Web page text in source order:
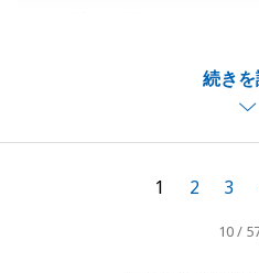
続き
も藤沢までご来訪いただき
今後はリフォームのご予定
引き続き、何卒よろしくお
1 2 3
10 /